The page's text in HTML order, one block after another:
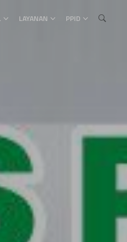
LAYANAN PPID